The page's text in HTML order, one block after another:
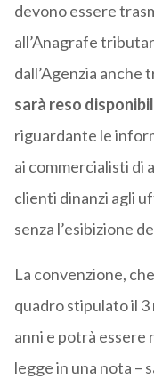
devono essere
all’Anagrafe
dall’Agenzia anche
sarà reso
riguardante le
ai commercialisti di
clienti dinanzi agli
senza l’esibizione
La convenzione,
quadro stipulato il 3
anni e potrà essere
legge in una nota –